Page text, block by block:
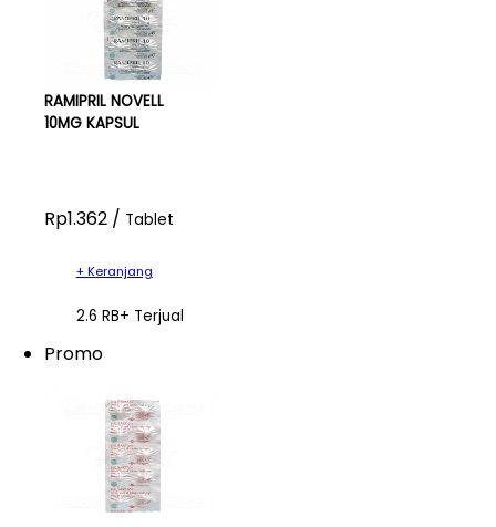
RAMIPRIL NOVELL
10MG KAPSUL
Rp1.362 / Tablet
+ Keranjang
2.6 RB+ Terjual
Promo